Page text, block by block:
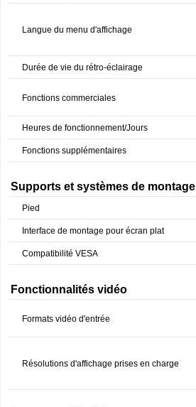
Langue du menu d'affichage
Durée de vie du rétro-éclairage
Fonctions commerciales
Heures de fonctionnement/Jours
Fonctions supplémentaires
Supports et systèmes de montage
Pied
Interface de montage pour écran plat
Compatibilité VESA
Fonctionnalités vidéo
Formats vidéo d'entrée
Résolutions d'affichage prises en charge